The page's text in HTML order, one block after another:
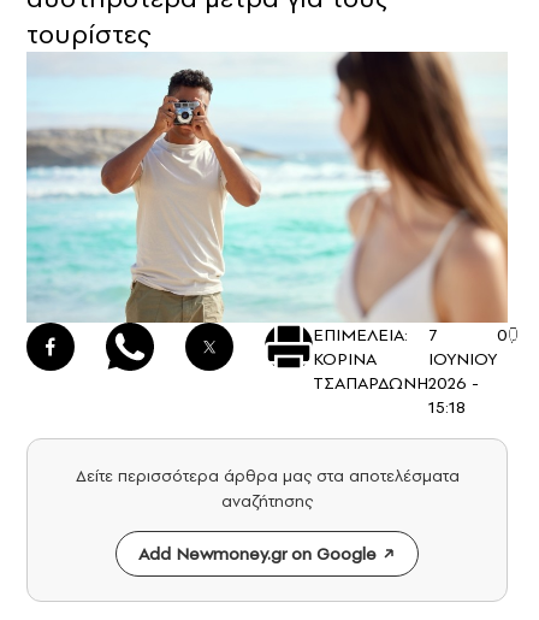
τουρίστες
ΕΠΙΜΕΛΕΙΑ:
ΚΟΡΙΝΑ
ΤΣΑΠΑΡΔΩΝΗ
7
ΙΟΥΝΙΟΥ
2026 -
15:18
0
Δείτε περισσότερα άρθρα μας στα αποτελέσματα
αναζήτησης
Add Newmoney.gr on Google